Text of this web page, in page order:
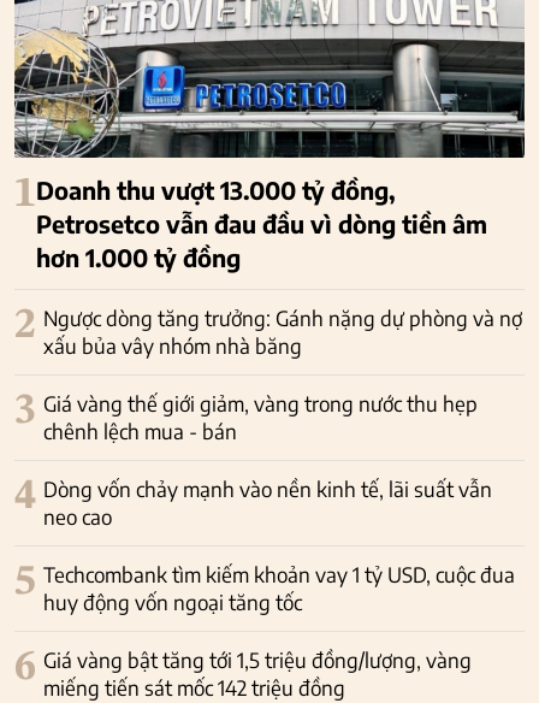
1Doanh thu vượt 13.000 tỷ đồng,
Petrosetco vẫn đau đầu vì dòng tiền âm
hơn 1.000 tỷ đồng
2 Ngược dòng tăng trưởng: Gánh nặng dự phòng và nợ
xấu bủa vây nhóm nhà băng
3 Giá vàng thế giới giảm, vàng trong nước thu hẹp
chênh lệch mua - bán
4 Dòng vốn chảy mạnh vào nền kinh tế, lãi suất vẫn
neo cao
5 Techcombank tìm kiếm khoản vay 1 tỷ USD, cuộc đua
huy động vốn ngoại tăng tốc
6 Giá vàng bật tăng tới 1,5 triệu đồng/lượng, vàng
miếng tiến sát mốc 142 triệu đồng